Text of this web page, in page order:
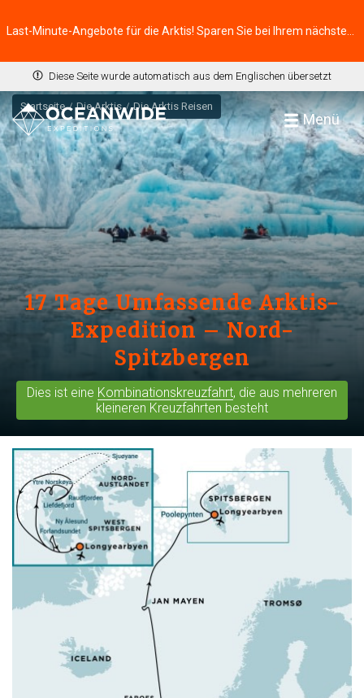
Diese Seite wurde automatisch aus dem Englischen übersetzt
Menü
Startseite Die Arktis Die Arktis Reisen
17 Tage Umfassende Arktis-
Expedition – Nord-
Spitzbergen
Dies ist eine Kombinationskreuzfahrt, die aus mehreren
kleineren Kreuzfahrten besteht